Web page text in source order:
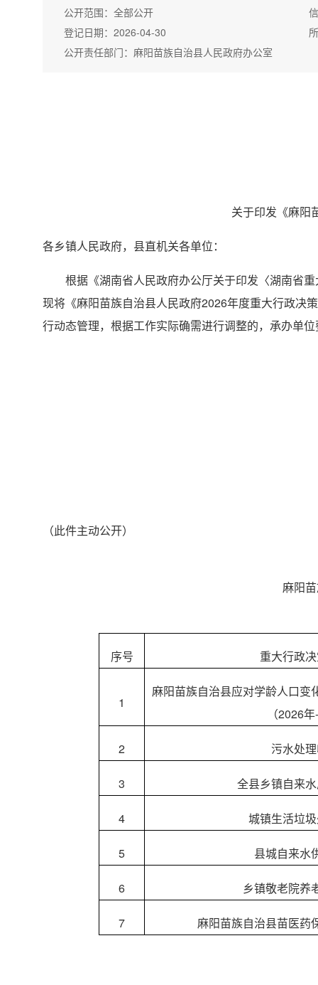
公开范围： 全部公开
登记日期： 2026-04-30
公开责任部门： 麻阳苗族自治县人民政府办公室
关于印发《麻阳
各乡镇人民政府，县直机关各单位：
根据《湖南省人民政府办公厅关于印发〈湖南省重
现将《麻阳苗族自治县人民政府2026年度重大行政决
行动态管理，根据工作实际确需进行调整的，承办单
（此件主动公开）
麻阳
序号 重大行政
1
麻阳苗族自治县应对学龄人口变
（2026
2 污水处
3 全县乡镇自来
4 城镇生活垃
5 县城自来水
6 乡镇敬老院养
7 麻阳苗族自治县苗医药